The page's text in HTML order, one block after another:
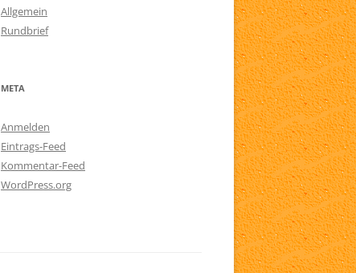
Allgemein
Rundbrief
META
Anmelden
Eintrags-Feed
Kommentar-Feed
WordPress.org